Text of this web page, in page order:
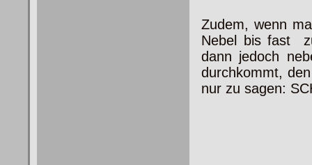
Zudem, wenn
Nebel bis fast
dann jedoch
durchkommt,
nur zu sagen: